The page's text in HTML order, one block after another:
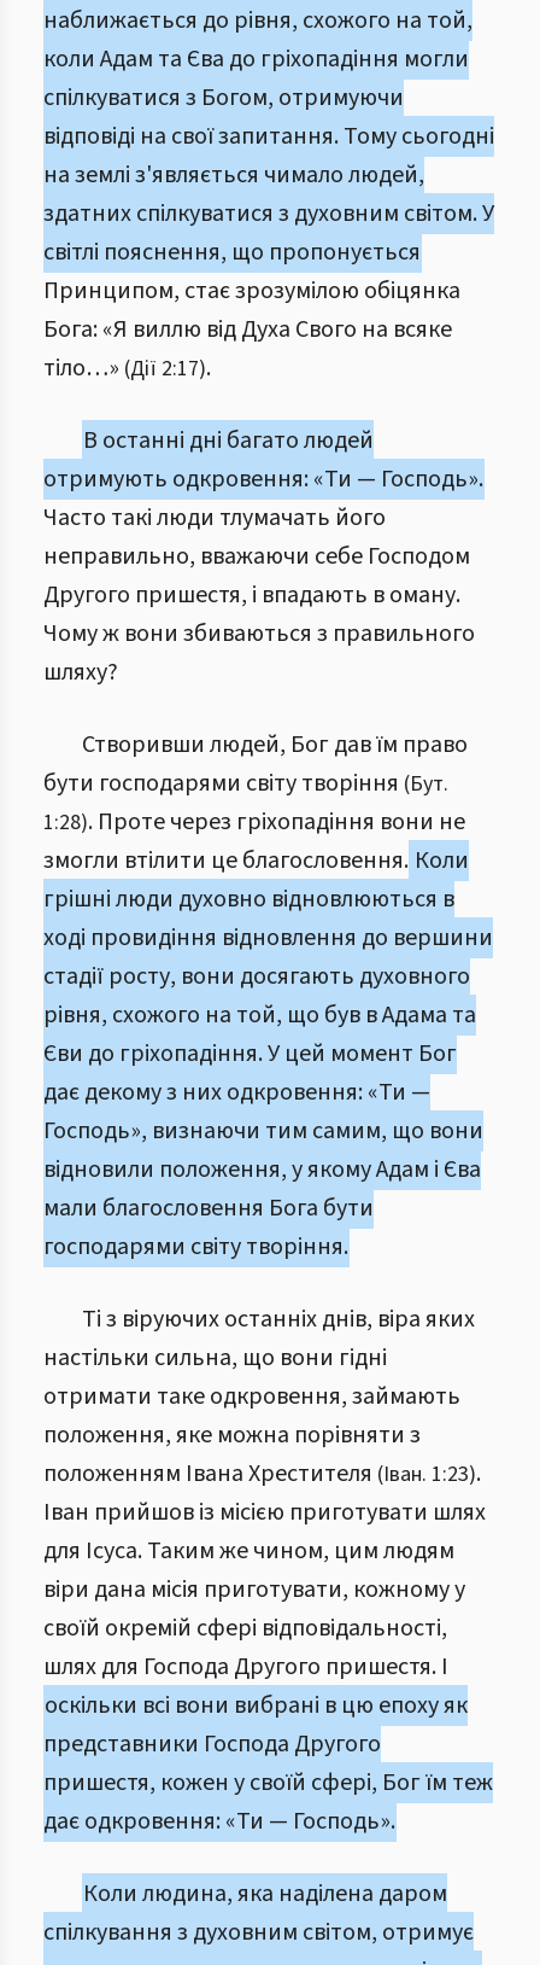
наближається до рівня, схожого на той,
коли Адам та Єва до гріхопадіння могли
спілкуватися з Богом, отримуючи
відповіді на свої запитання. Тому сьогодні
на землі з'являється чимало людей,
здатних спілкуватися з духовним світом. У
світлі пояснення, що пропонується
Принципом, стає зрозумілою обіцянка
Бога: «Я виллю від Духа Свого на всяке
тіло…» (Дії 2:17).
В останні дні багато людей
отримують одкровення: «Ти — Господь».
Часто такі люди тлумачать його
неправильно, вважаючи себе Господом
Другого пришестя, і впадають в оману.
Чому ж вони збиваються з правильного
шляху?
Створивши людей, Бог дав їм право
бути господарями світу творіння (Бут.
1:28). Проте через гріхопадіння вони не
змогли втілити це благословення. Коли
грішні люди духовно відновлюються в
ході провидіння відновлення до вершини
стадії росту, вони досягають духовного
рівня, схожого на той, що був в Адама та
Єви до гріхопадіння. У цей момент Бог
дає декому з них одкровення: «Ти —
Господь», визнаючи тим самим, що вони
відновили положення, у якому Адам і Єва
мали благословення Бога бути
господарями світу творіння.
Ті з віруючих останніх днів, віра яких
настільки сильна, що вони гідні
отримати таке одкровення, займають
положення, яке можна порівняти з
положенням Івана Хрестителя (Іван. 1:23).
Іван прийшов із місією приготувати шлях
для Ісуса. Таким же чином, цим людям
віри дана місія приготувати, кожному у
своїй окремій сфері відповідальності,
шлях для Господа Другого пришестя. І
оскільки всі вони вибрані в цю епоху як
представники Господа Другого
пришестя, кожен у своїй сфері, Бог їм теж
дає одкровення: «Ти — Господь».
Коли людина, яка наділена даром
спілкування з духовним світом, отримує